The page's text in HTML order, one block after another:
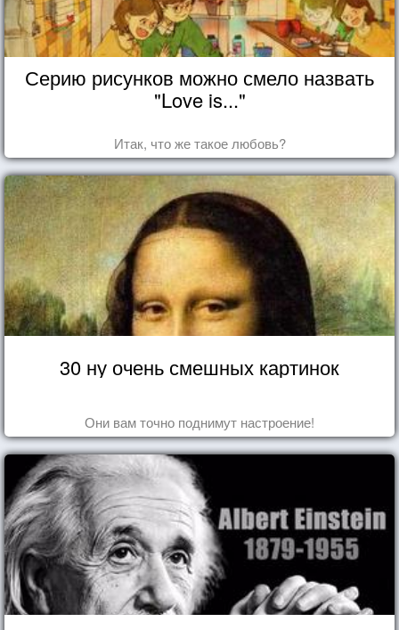
Серию рисунков можно смело назвать
"Love is..."
Итак, что же такое любовь?
30 ну очень смешных картинок
Они вам точно поднимут настроение!